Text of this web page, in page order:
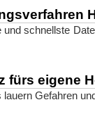
schnellste
fürs eigene
Gefahren